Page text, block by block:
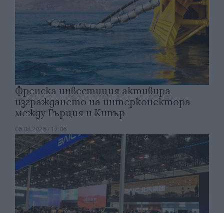
Френска инвестиция активира
изграждането на интерконектора
между Гърция и Кипър
06.08.2026 / 17:06